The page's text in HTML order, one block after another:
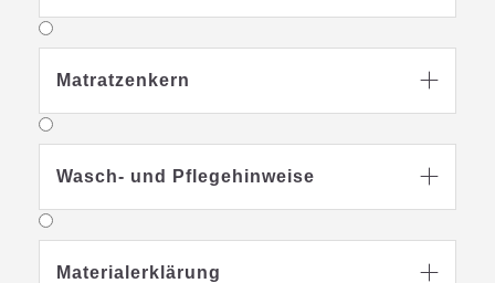
Matratzenkern 
Wasch- und Pflegehinweise 
Materialerklärung 